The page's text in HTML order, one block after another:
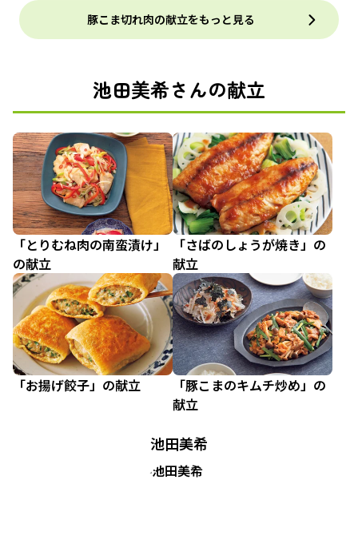
豚こま切れ肉の献立をもっと見る
池田美希さんの献立
「とりむね肉の南蛮漬け」
の献立
「さばのしょうが焼き」の
献立
「お揚げ餃子」の献立
「豚こまのキムチ炒め」の
献立
池田美希